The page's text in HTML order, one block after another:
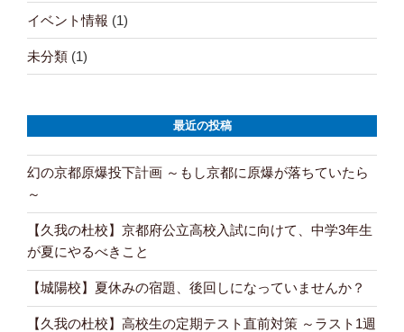
イベント情報 (1)
未分類 (1)
最近の投稿
幻の京都原爆投下計画 ～もし京都に原爆が落ちていたら
～
【久我の杜校】京都府公立高校入試に向けて、中学3年生
が夏にやるべきこと
【城陽校】夏休みの宿題、後回しになっていませんか？
【久我の杜校】高校生の定期テスト直前対策 ～ラスト1週